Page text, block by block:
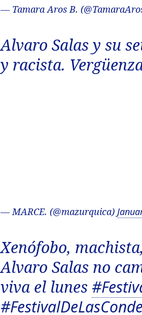
— Tamara Aros B.
Alvaro Salas y su
y racista.
— MARCE. (@mazurquica)
Xenófobo,
Alvaro Salas no
viva el lunes